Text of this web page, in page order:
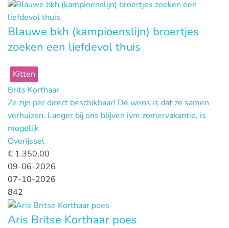
Blauwe bkh (kampioenslijn) broertjes
zoeken een liefdevol thuis
Kitten
Brits Korthaar
Ze zijn per direct beschikbaar! De wens is dat ze samen
verhuizen. Langer bij ons blijven ivm zomervakantie, is
mogelijk
Overijssel
€ 1.350,00
09-06-2026
07-10-2026
842
Aris Britse Korthaar poes